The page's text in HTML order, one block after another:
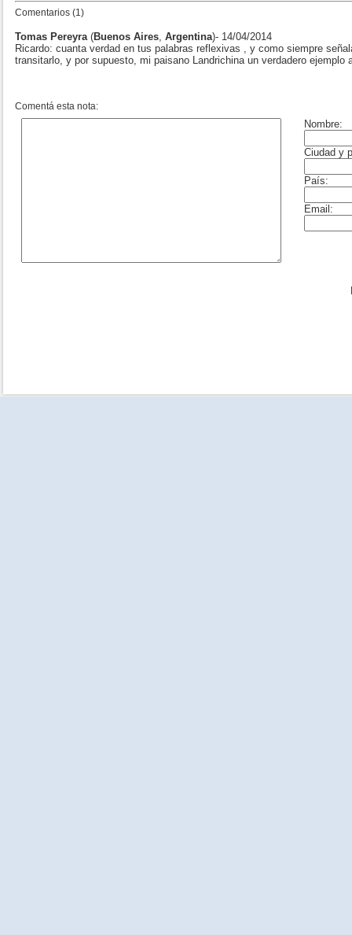
Comentarios (1)
Tomas Pereyra (Buenos Aires, Argentina)- 14/04/2014
Ricardo: cuanta verdad en tus palabras reflexivas , y como siempre
transitarlo, y por supuesto, mi paisano Landrichina un verdadero ejemplo
Comentá esta nota: